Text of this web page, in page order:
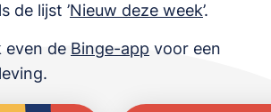
de lijst ’Nieuw deze week’.
even de Binge-app voor een